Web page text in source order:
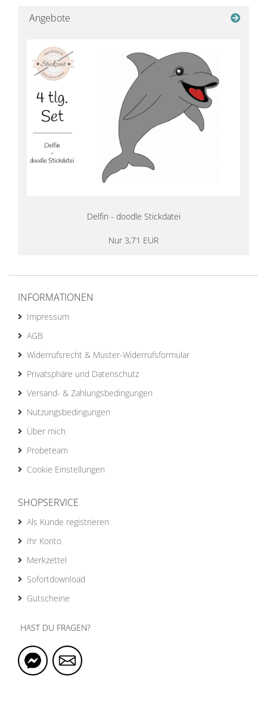
Angebote
Delfin - doodle Stickdatei
Nur 3,71 EUR
INFORMATIONEN
Impressum
AGB
Widerrufsrecht & Muster-Widerrufsformular
Privatsphäre und Datenschutz
Versand- & Zahlungsbedingungen
Nutzungsbedingungen
Über mich
Probeteam
Cookie Einstellungen
SHOPSERVICE
Als Kunde registrieren
Ihr Konto
Merkzettel
Sofortdownload
Gutscheine
HAST DU FRAGEN?